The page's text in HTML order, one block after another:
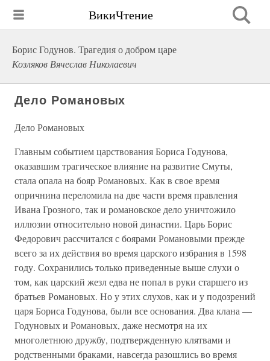
ВикиЧтение
Борис Годунов. Трагедия о добром царе
Козляков Вячеслав Николаевич
Дело Романовых
Дело Романовых
Главным событием царствования Бориса Годунова,
оказавшим трагическое влияние на развитие Смуты,
стала опала на бояр Романовых. Как в свое время
опричнина переломила на две части время правления
Ивана Грозного, так и романовское дело уничтожило
иллюзии относительно новой династии. Царь Борис
Федорович рассчитался с боярами Романовыми прежде
всего за их действия во время царского избрания в 1598
году. Сохранились только приведенные выше слухи о
том, как царский жезл едва не попал в руки старшего из
братьев Романовых. Но у этих слухов, как и у подозрений
царя Бориса Годунова, были все основания. Два клана —
Годуновых и Романовых, даже несмотря на их
многолетнюю дружбу, подтвержденную клятвами и
родственными браками, навсегда разошлись во время